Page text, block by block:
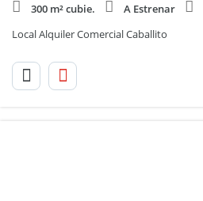
300 m² cubie.
A Estrenar
Local Alquiler Comercial Caballito